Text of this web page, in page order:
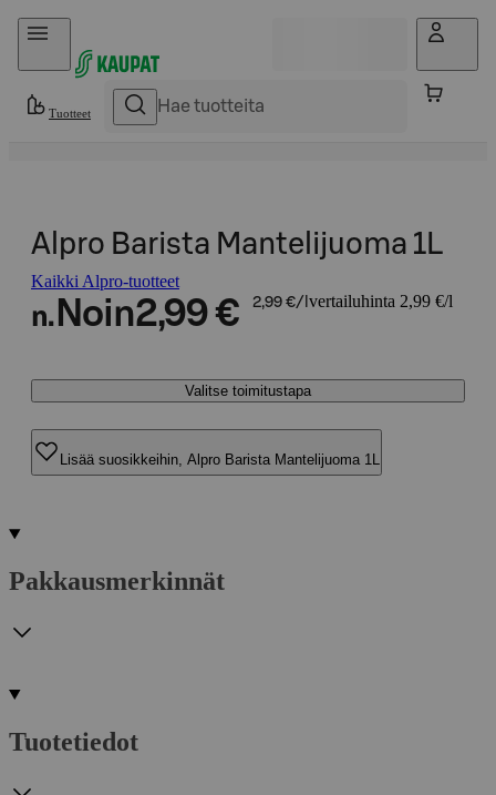
Hyppää sisältöön
Tuotteet
Alpro Barista Mantelijuoma 1L
Kaikki Alpro-tuotteet
n. Noin2,99 € 2,99 €/l vertailuhinta 2,99 €/l
Valitse toimitustapa
Lisää suosikkeihin, Alpro Barista Mantelijuoma 1L
Pakkausmerkinnät
Tuotetiedot